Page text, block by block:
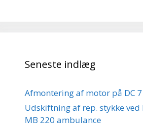
Seneste indlæg
Afmontering af motor på DC 7
Udskiftning af rep. stykke
MB 220 ambulance